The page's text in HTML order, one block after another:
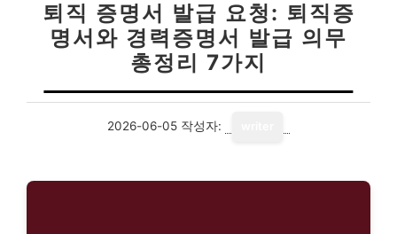
퇴직 증명서 발급 요청: 퇴직증
명서와 경력증명서 발급 의무
총정리 7가지
2026-06-05 작성자: